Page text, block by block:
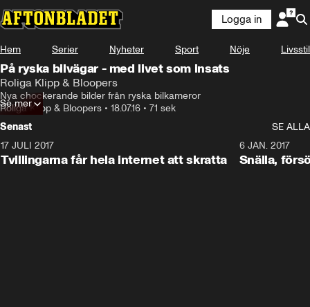
Logga in
Hem Serier Nyheter Sport Nöje Livsstil
På ryska bilvägar - med livet som insats
Roliga Klipp & Bloopers
Nya chockerande bilder från ryska bilkameror
Roliga Klipp & Bloopers • 18.07.16 • 71 sek
Se mer
Senast
SE ALLA
17 JULI 2017
Tvillingarna får hela internet att skratta
6 JAN. 2017
Snälla,